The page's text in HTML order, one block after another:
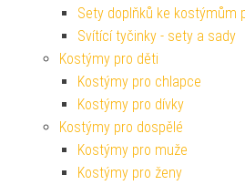
Sety doplňků ke kostýmům
Svítící tyčinky - sety a sady
Kostýmy pro děti
Kostýmy pro chlapce
Kostýmy pro dívky
Kostýmy pro dospělé
Kostýmy pro muže
Kostýmy pro ženy